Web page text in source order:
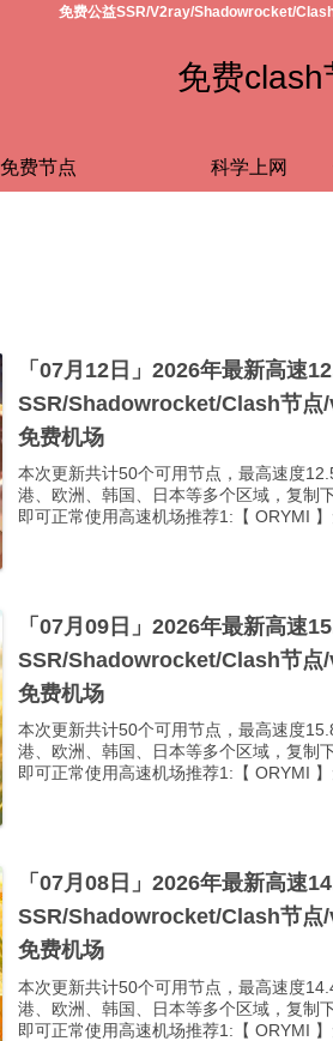
免费公益SSR/V2ray/Shadowrocket/
免费clash
免费节点 科学上网
「07月12日」2026年最新高速
SSR/Shadowrocket/Clash节点/
免费机场
本次更新共计50个可用节点，最高速度
港、欧洲、韩国、日本等多个区域，复制
即可正常使用高速机场推荐1:【 ORYMI
「07月09日」2026年最新高速
SSR/Shadowrocket/Clash节点/
免费机场
本次更新共计50个可用节点，最高速度
港、欧洲、韩国、日本等多个区域，复制
即可正常使用高速机场推荐1:【 ORYMI
「07月08日」2026年最新高速
SSR/Shadowrocket/Clash节点/
免费机场
本次更新共计50个可用节点，最高速度
港、欧洲、韩国、日本等多个区域，复制
即可正常使用高速机场推荐1:【 ORYMI